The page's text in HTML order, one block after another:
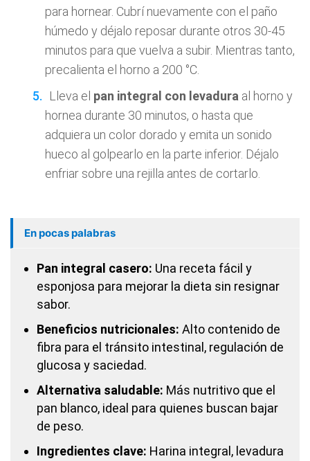
para hornear. Cubrí nuevamente con el paño
húmedo y déjalo reposar durante otros 30-45
minutos para que vuelva a subir. Mientras tanto,
precalienta el horno a 200 °C.
Lleva el pan integral con levadura al horno y
hornea durante 30 minutos, o hasta que
adquiera un color dorado y emita un sonido
hueco al golpearlo en la parte inferior. Déjalo
enfriar sobre una rejilla antes de cortarlo.
En pocas palabras
Pan integral casero: Una receta fácil y
esponjosa para mejorar la dieta sin resignar
sabor.
Beneficios nutricionales: Alto contenido de
fibra para el tránsito intestinal, regulación de
glucosa y saciedad.
Alternativa saludable: Más nutritivo que el
pan blanco, ideal para quienes buscan bajar
de peso.
Ingredientes clave: Harina integral, levadura